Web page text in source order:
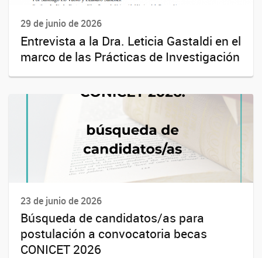
29 de junio de 2026
Entrevista a la Dra. Leticia Gastaldi en el
marco de las Prácticas de Investigación
23 de junio de 2026
Búsqueda de candidatos/as para
postulación a convocatoria becas
CONICET 2026